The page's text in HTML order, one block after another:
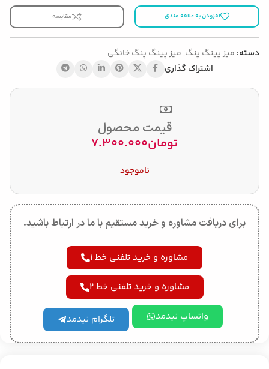
افزودن به علاقه مندی مقایسه
دسته: میز پینگ پنگ, میز پینگ پنگ خانگی
اشتراک گذاری
قیمت محصول
تومان7.300.000
ناموجود
برای دریافت مشاوره و خرید مستقیم با ما در ارتباط باشید.
مشاوره و خرید تلفنی خط 1
مشاوره و خرید تلفنی خط 2
واتساپ نیدمد تلگرام نیدمد